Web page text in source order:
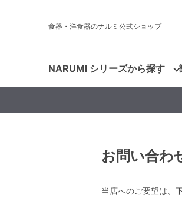
食器・洋食器のナルミ公式ショップ
NARUMI シリーズから探す
お問い合わ
当店へのご要望は、